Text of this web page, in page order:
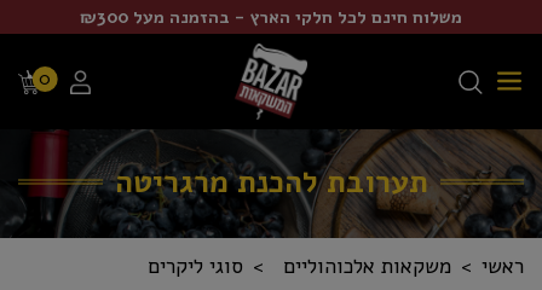
משלוח חינם לכל חלקי הארץ - בהזמנה מעל ₪300
0
תערובת להכנת מרגריטה
ראשי משקאות אלכוהוליים סוגי ליקרים